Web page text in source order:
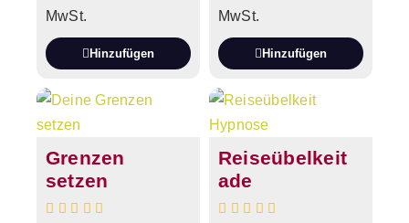
MwSt.
Hinzufügen
MwSt.
Hinzufügen
Grenzen
setzen
Reiseübelkeit
ade